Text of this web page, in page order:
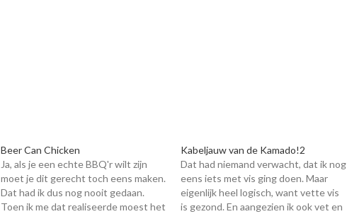
Beer Can Chicken
Ja, als je een echte BBQ'r wilt zijn
moet je dit gerecht toch eens maken.
Dat had ik dus nog nooit gedaan.
Toen ik me dat realiseerde moest het
Kabeljauw van de Kamado!2
Dat had niemand verwacht, dat ik nog
eens iets met vis ging doen. Maar
eigenlijk heel logisch, want vette vis
is gezond. En aangezien ik ook vet en